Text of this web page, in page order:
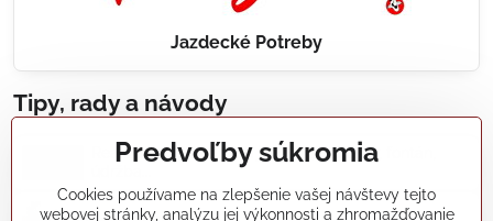
Jazdecké Potreby
Tipy, rady a návody
Realizácie záhradných jazierok, bazénov, fontán,
Predvoľby súkromia
Cookies používame na zlepšenie vašej návštevy tejto
webovej stránky, analýzu jej výkonnosti a zhromažďovanie